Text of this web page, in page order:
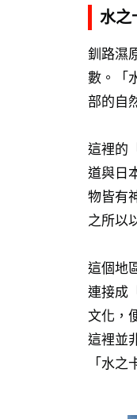
水之
釧路濕
數。「
部的自
這裡的
道與日
物皆有
之所以
這個地
連接成
文化，
這裡並
「水